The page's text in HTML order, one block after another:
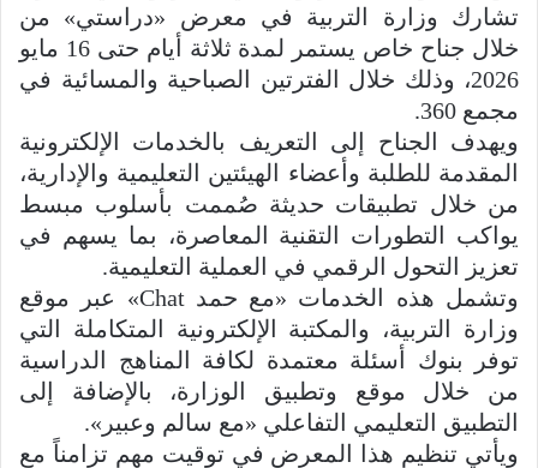
تشارك وزارة التربية في معرض «دراستي» من
خلال جناح خاص يستمر لمدة ثلاثة أيام حتى 16 مايو
2026، وذلك خلال الفترتين الصباحية والمسائية في
مجمع 360.
ويهدف الجناح إلى التعريف بالخدمات الإلكترونية
المقدمة للطلبة وأعضاء الهيئتين التعليمية والإدارية،
من خلال تطبيقات حديثة صُممت بأسلوب مبسط
يواكب التطورات التقنية المعاصرة، بما يسهم في
تعزيز التحول الرقمي في العملية التعليمية.
وتشمل هذه الخدمات «مع حمد Chat» عبر موقع
وزارة التربية، والمكتبة الإلكترونية المتكاملة التي
توفر بنوك أسئلة معتمدة لكافة المناهج الدراسية
من خلال موقع وتطبيق الوزارة، بالإضافة إلى
التطبيق التعليمي التفاعلي «مع سالم وعبير».
ويأتي تنظيم هذا المعرض في توقيت مهم تزامناً مع